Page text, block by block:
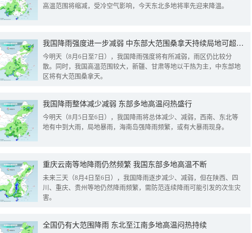
高温范围将缩减，受冷空气影响，今天东北多地将率先迎来降温。
我国降雨强度进一步减弱 中东部大范围桑拿天持续局地可超38℃
今明天（8月6日至7日），我国降雨强度将有所减弱，雨区仍比较分
散。同时，我国高温范围较大，新疆、甘肃等地以干热为主，中东部地
区将有大范围桑拿天。
我国降雨整体减少减弱 东部多地高温闷热盛行
今明天（8月5日至6日），我国降雨将总体减少、减弱，西南、东北等
地有中到大雨，局地暴雨，海南岛强降雨频繁，或有大暴雨现身。
重庆云南等地降雨仍然频繁 我国东部多地高温不断
未来三天（8月4日至6日），我国降雨逐步减少、减弱，但在陕西、四
川、重庆、贵州等地仍然降雨频繁，需防范连续降雨可能引发的次生灾
害。
全国仍有大范围降雨 东北至江南多地高温闷热持续